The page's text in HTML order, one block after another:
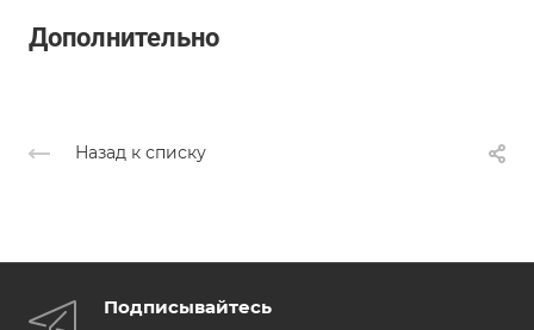
Дополнительно
Назад к списку
Подписывайтесь